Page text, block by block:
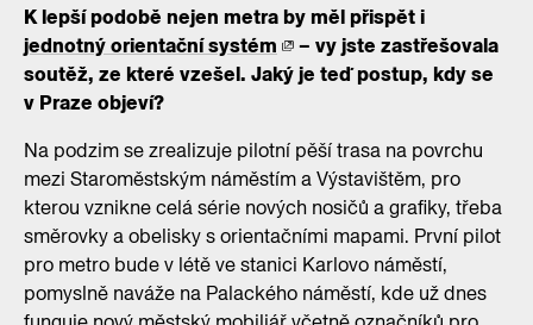
K lepší podobě nejen metra by měl přispět i
jednotný orientační systém
– vy jste zastřešovala
soutěž, ze které vzešel. Jaký je teď postup, kdy se
v Praze objeví?
Na podzim se zrealizuje pilotní pěší trasa na povrchu
mezi Staroměstským náměstím a Výstavištěm, pro
kterou vznikne celá série nových nosičů a grafiky, třeba
směrovky a obelisky s orientačními mapami. První pilot
pro metro bude v létě ve stanici Karlovo náměstí,
pomyslně naváže na Palackého náměstí, kde už dnes